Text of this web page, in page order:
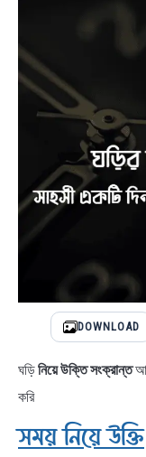
DOWNLOAD
ঘড়িনিয়ে উক্তি সংক্রান্ত
করি
সময় নিয়ে উক্তি